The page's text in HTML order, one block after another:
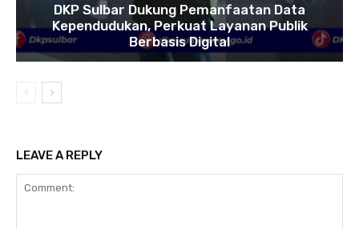
DKP Sulbar Dukung Pemanfaatan Data
Kependudukan, Perkuat Layanan Publik
Berbasis Digital
LEAVE A REPLY